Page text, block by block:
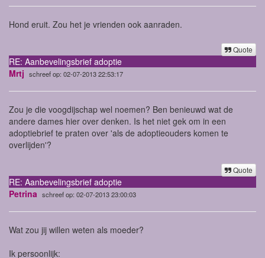
Hond eruit. Zou het je vrienden ook aanraden.
Quote
RE: Aanbevelingsbrief adoptie
Mrtj schreef op: 02-07-2013 22:53:17
Zou je die voogdijschap wel noemen? Ben benieuwd wat de
andere dames hier over denken. Is het niet gek om in een
adoptiebrief te praten over 'als de adoptieouders komen te
overlijden'?
Quote
RE: Aanbevelingsbrief adoptie
Petrina schreef op: 02-07-2013 23:00:03
Wat zou jij willen weten als moeder?
Ik persoonlijk: